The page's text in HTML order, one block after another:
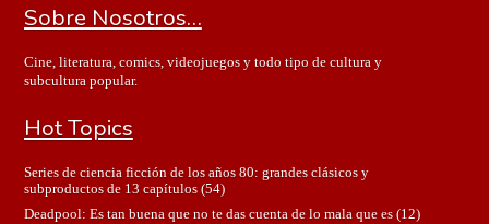
Sobre Nosotros…
Cine, literatura, comics, videojuegos y todo tipo de cultura y
subcultura popular.
Hot Topics
Series de ciencia ficción de los años 80: grandes clásicos y
subproductos de 13 capítulos(54)
Deadpool: Es tan buena que no te das cuenta de lo mala que es(12)